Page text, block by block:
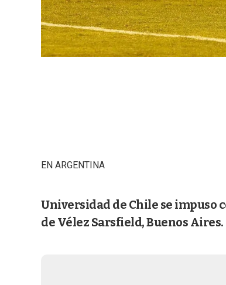
EN ARGENTINA
Universidad de Chile se impuso
de Vélez Sarsfield, Buenos Aires.